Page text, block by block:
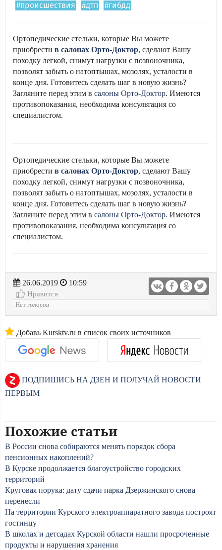
#происшествия #дтп #гибдд
Ортопедические стельки, которые Вы можете
приобрести в салонах Орто-Доктор, сделают Вашу
походку легкой, снимут нагрузки с позвоночника,
позволят забыть о натоптышах, мозолях, усталости в
конце дня. Готовитесь сделать шаг в новую жизнь?
Загляните перед этим в салоны Орто-Доктор. Имеются
противопоказания, необходима консультация со
специалистом.
Ортопедические стельки, которые Вы можете
приобрести в салонах Орто-Доктор, сделают Вашу
походку легкой, снимут нагрузки с позвоночника,
позволят забыть о натоптышах, мозолях, усталости в
конце дня. Готовитесь сделать шаг в новую жизнь?
Загляните перед этим в салоны Орто-Доктор. Имеются
противопоказания, необходима консультация со
специалистом.
26.06.2019
10:59
Нравится
Нет голосов
Добавь Kursktv.ru в список своих источников
ПОДПИШИСЬ НА ДЗЕН И ПОЛУЧАЙ НОВОСТИ
ПЕРВЫМ
Похожие статьи
В России снова собираются менять порядок сбора
пенсионных накоплений?
В Курске продолжается благоустройство городских
территорий
Круговая порука: дату сдачи парка Дзержинского снова
перенесли
На территории Курского электроаппаратного завода построят
гостинцу
В школах и детсадах Курской области нашли просроченные
продукты и нарушения хранения